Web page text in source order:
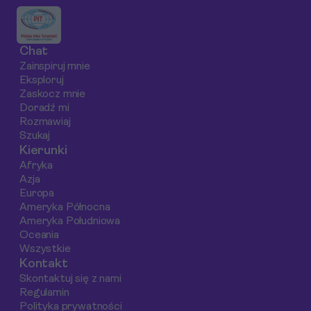
które powinny
znaleźć się na twojej
liście podczas
weekendowego
pobytu w Neapolu.
Odkryj atrakcje,
które łączą nie tylko
historię, ale również
kulinarne skarby
tego regionu.
Chat
Zainspiruj mnie
Eksploruj
Zaskocz mnie
Doradź mi
Rozmawiaj
Szukaj
Kierunki
Afryka
Azja
Europa
Ameryka Północna
Ameryka Południowa
Oceania
Wszystkie
Kontakt
Skontaktuj się z nami
Regulamin
Polityka prywatności